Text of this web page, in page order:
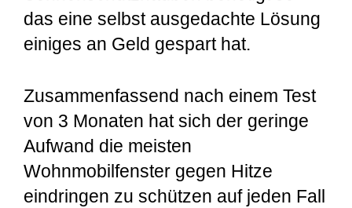
das eine selbst ausgedachte Lösung
einiges an Geld gespart hat.
Zusammenfassend nach einem Test
von 3 Monaten hat sich der geringe
Aufwand die meisten
Wohnmobilfenster gegen Hitze
eindringen zu schützen auf jeden Fall